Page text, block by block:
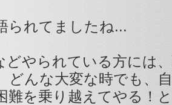
られてましたね...
どやられている方には
どんな大変な時でも、
難を乗り越えてやる！